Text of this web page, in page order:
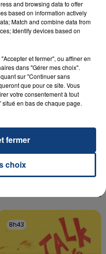
: UNE FEMME ET
ET LA...
le feu après avoir
SE FAIRE
la clinique qui a
présenté ses
8h43
8h43
and browsing data to offer
based on information actively
Match and combine data from
Identify devices based on
et fermer", ou affiner en
dans "Gérer mes choix".
sur "Continuer sans
que pour ce site. Vous
votre consentement à tout
en bas de chaque page.
choix
fermer